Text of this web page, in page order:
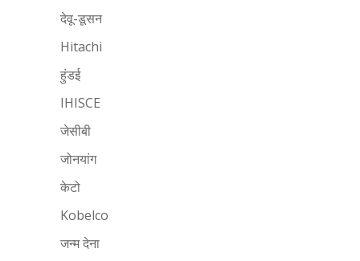
देवू-डूसन
Hitachi
हुंडई
IHISCE
जेसीबी
जोनयांग
केटो
Kobelco
जन्म देना